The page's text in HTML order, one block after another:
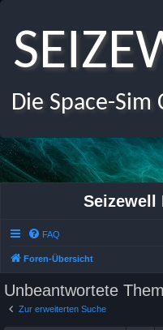
Die Space-
Seizewell
FAQ
Foren-Übersicht
Unbeantwortete
Zur erweiterten Suche